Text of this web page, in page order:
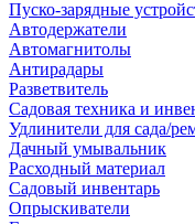
Пуско-зарядные
Автодержатели
Автомагнитолы
Антирадары
Разветвитель
Садовая техника и
Удлинители для сада/
Дачный умывальник
Расходный материал
Садовый инвентарь
Опрыскиватели